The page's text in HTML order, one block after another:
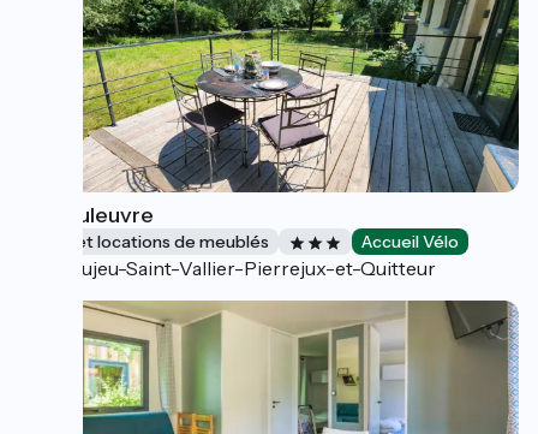
La Couleuvre
Gîtes et locations de meublés Accueil Vélo
Beaujeu-Saint-Vallier-Pierrejux-et-Quitteur